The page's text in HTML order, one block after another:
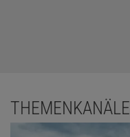
THEMENKANÄLE